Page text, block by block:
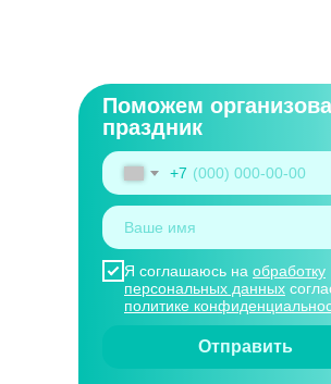
Поможем
праздник
+7
Я соглашаюсь на обработку
персональных данных
политике
Отправить